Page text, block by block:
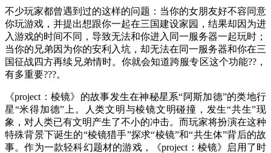
不少玩家都曾遇到过的这样的问题：当你的女朋友好不容同意
你玩游戏，并提出想跟你一起在三国建设家园，结果却因为进
入游戏的时间不同，导致无法和你进入同一服务器一起玩时；
当你的兄弟因为你的安利入坑，却无法在同一服务器和你在三
国征战四方再续兄弟情时。你就会知道跨服专区这个功能??，
有多重要???。
《project：棱镜》的故事发生在神秘星系“阿斯加德”的类地行
星“米得加德”上。人类文明与棱镜文明碰撞，发生“共生”现
象，对人类已有文明产生了不小的冲击。而玩家将扮演在这种
特殊背景下诞生的“棱镜猎手”探求“棱镜”和“共生体”背后的故
事。作为一款轻科幻题材的游戏，《project：棱镜》启用了时